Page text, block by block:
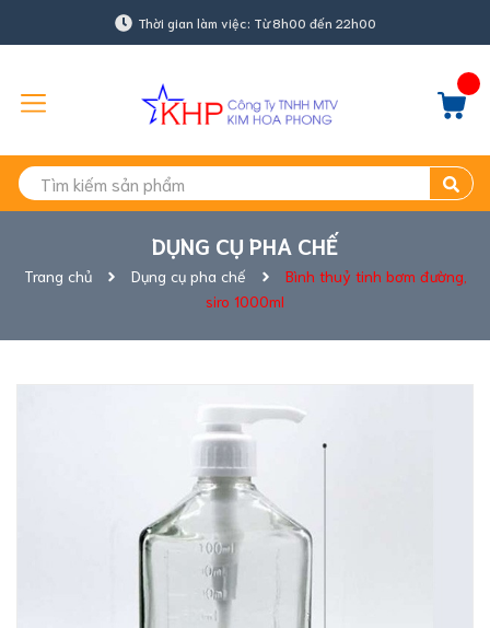
Thời gian làm việc: Từ 8h00 đến 22h00
DỤNG CỤ PHA CHẾ
Trang chủ Dụng cụ pha chế
Bình thuỷ tinh bơm đường,
siro 1000ml